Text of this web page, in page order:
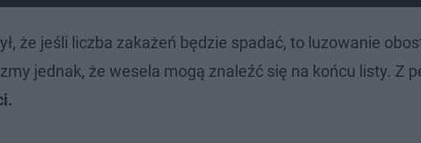
że jeśli liczba zakażeń będzie spadać, to luzowanie
jednak, że wesela mogą znaleźć się na końcu listy. Z